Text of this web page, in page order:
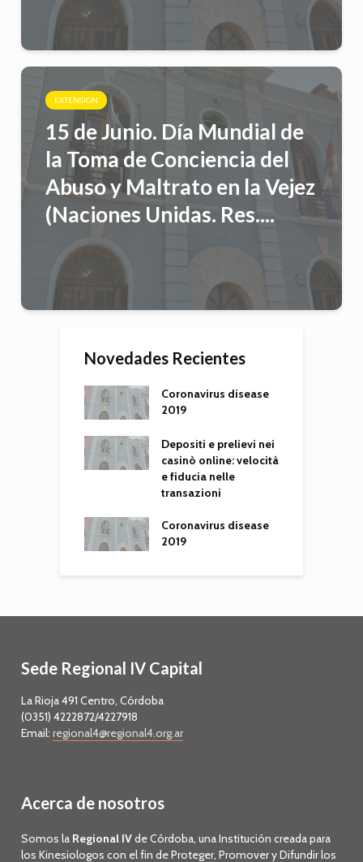
EXTENSION
15 de Junio. Día Mundial de
la Toma de Conciencia del
Abuso y Maltrato en la Vejez
(Naciones Unidas. Res....
Novedades Recientes
Coronavirus disease
2019
Depositi e prelievi nei
casinò online: velocità
e fiducia nelle
transazioni
Coronavirus disease
2019
Sede Regional IV Capital
La Rioja 491 Centro, Córdoba
(0351) 4222872/4227918
Email:regional4@regional4.org.ar
Acerca de nosotros
Somos la Regional IVde Córdoba, una Institución creada para
los Kinesiologos con el fin de Proteger, Promover y Difundir los